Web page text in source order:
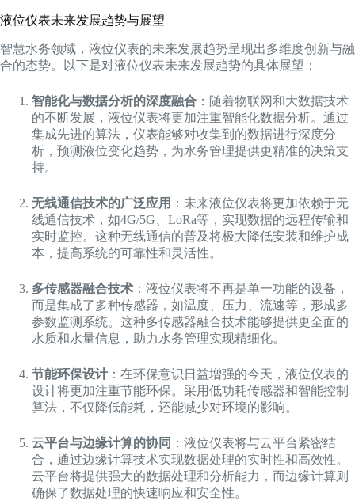
液位仪表未来发展趋势与展望
智慧水务领域，液位仪表的未来发展趋势呈现出多维度创新与融
合的态势。以下是对液位仪表未来发展趋势的具体展望：
智能化与数据分析的深度融合 ：随着物联网和大数据技术
的不断发展，液位仪表将更加注重智能化数据分析。通过
集成先进的算法，仪表能够对收集到的数据进行深度分
析，预测液位变化趋势，为水务管理提供更精准的决策支
持。
无线通信技术的广泛应用 ：未来液位仪表将更加依赖于无
线通信技术，如4G/5G、LoRa等，实现数据的远程传输和
实时监控。这种无线通信的普及将极大降低安装和维护成
本，提高系统的可靠性和灵活性。
多传感器融合技术 ：液位仪表将不再是单一功能的设备，
而是集成了多种传感器，如温度、压力、流速等，形成多
参数监测系统。这种多传感器融合技术能够提供更全面的
水质和水量信息，助力水务管理实现精细化。
节能环保设计 ：在环保意识日益增强的今天，液位仪表的
设计将更加注重节能环保。采用低功耗传感器和智能控制
算法，不仅降低能耗，还能减少对环境的影响。
云平台与边缘计算的协同 ：液位仪表将与云平台紧密结
合，通过边缘计算技术实现数据处理的实时性和高效性。
云平台将提供强大的数据处理和分析能力，而边缘计算则
确保了数据处理的快速响应和安全性。